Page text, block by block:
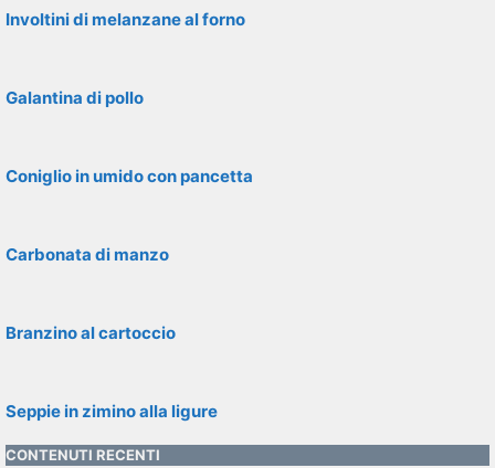
Involtini di melanzane al forno
Galantina di pollo
Coniglio in umido con pancetta
Carbonata di manzo
Branzino al cartoccio
Seppie in zimino alla ligure
CONTENUTI RECENTI